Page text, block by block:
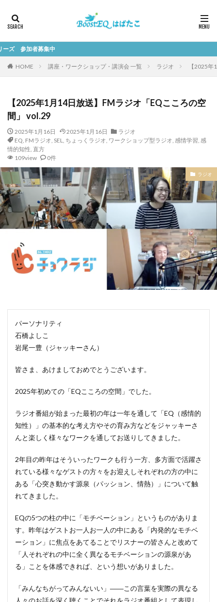
集中
HOME 講座・ワークショップ・講演会 一覧 ラジオ 【2025
【2025年1月14日放送】FMラジオ「EQこころの空
間」 vol.29
2025年1月16日 2025年1月16日
ラジオ
EQ, FMラジオ, SEL, ちょっくラジオ, ワークショップ型ラジオ, 感情学習, 感
情的知性, 直方
109view
0件
ラジオ
パーソナリティ
石橋よしこ
岩尾一豊（ジャッキーさん）
皆さま、あけましておめでとうございます。
2025年初めての「EQこころの空間」でした。
ラジオ番組が始まった最初の年は一年を通して「EQ（感情的
知性）」の基本的な考え方やその育み方などをジャッキーさ
んと楽しく様々なワークを通してお送りしてきました。
2年目の昨年はそういったワークも行う一方、多方面で活躍さ
れている様々なゲストの方々をお迎えしそれぞれの方の中に
ある「心突き動かす源泉（パッション、情熱）」について触
れてきました。
EQの5つの柱の中に「モチベーション」というものがありま
す。昨年はゲストお一人お一人の中にある「内発的なモチベ
ーション」に焦点をあてることでリスナーの皆さんと改めて
「人それぞれの中に全く異なるモチベーションの源泉があ
る」ことを体感できれば、という想いがありました。
「みんなちがってみんないい」――この言葉を実際の異なる
人々のお話を深く聴くことでそれをラジオ番組として表現し